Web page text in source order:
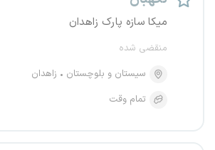
میکا سازه پارک زاهدان
منقضی شده
سیستان و بلوچستان
زاهدان
تمام وقت